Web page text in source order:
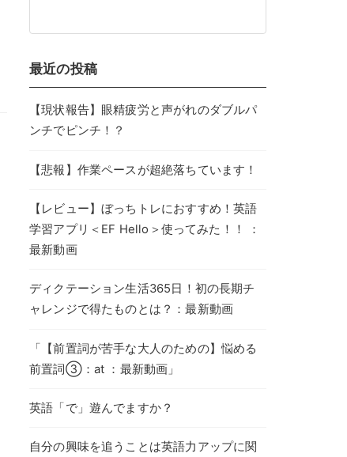
最近の投稿
【現状報告】眼精疲労と声がれのダブルパ
ンチでピンチ！？
【悲報】作業ペースが超絶落ちています！
【レビュー】ぼっちトレにおすすめ！英語
学習アプリ＜EF Hello＞使ってみた！！ ：
最新動画
ディクテーション生活365日！初の長期チ
ャレンジで得たものとは？：最新動画
「【前置詞が苦手な大人のための】悩める
前置詞③：at ：最新動画」
英語「で」遊んでますか？
自分の興味を追うことは英語力アップに関